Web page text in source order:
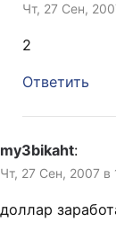
Чт, 27 Сен,
2
Ответить
my3bikaht:
Чт, 27 Сен, 2007 в
доллар